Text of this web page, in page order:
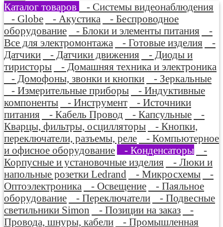
Каталог товаров
- Системы видеонаблюдения
- Globe
- Акустика
- Беспроводное
оборудование
- Блоки и элементы питания
-
Все для электромонтажа
- Готовые изделия
-
Датчики
- Датчики движения
- Диоды и
тиристоры
- Домашняя техника и электроника
- Домофоны, звонки и кнопки
- Зеркальные
- Измерительные приборы
- Индуктивные
компоненты
- Инструмент
- Источники
питания
- Кабель Провод - Капсульные
-
Кварцы, фильтры, осцилляторы
- Кнопки,
переключатели, разъемы, реле
- Компьютерное
и офисное оборудование
- Конденсаторы
-
Корпусные и установочные изделия
- Люки и
напольные розетки Ledrand
- Микросхемы
-
Оптоэлектроника
- Освещение
- Паяльное
оборудование
- Переключатели
- Подвесные
светильники Simon
- Позиции на заказ
-
Провода, шнуры, кабели
- Промышленная